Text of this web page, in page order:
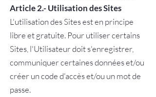
Article 2.- Utilisation des Sites
L'utilisation des Sites est en principe
libre et gratuite. Pour utiliser certains
Sites, l'Utilisateur doit s'enregistrer,
communiquer certaines données et/ou
créer un code d'accès et/ou un mot de
passe.